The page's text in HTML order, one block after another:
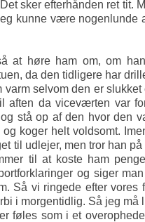
sker efterhånden ret tit.
kunne være nogenlunde
at høre ham om, om
da den tidligere har
varm selvom den er
aften da viceværten var
stå op af den hvor den
koger helt voldsomt.
til udlejer, men tror han
til at koste ham
og siger
Så vi ringede efter vores
i morgentidlig. Så jeg må
føles som i et